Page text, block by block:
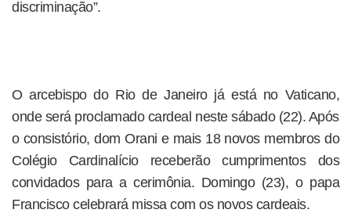
discriminação”.
O arcebispo do Rio de Janeiro já está no Vaticano,
onde será proclamado cardeal neste sábado (22). Após
o consistório, dom Orani e mais 18 novos membros do
Colégio Cardinalício receberão cumprimentos dos
convidados para a cerimônia. Domingo (23), o papa
Francisco celebrará missa com os novos cardeais.